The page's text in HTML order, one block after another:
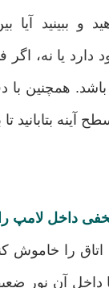
و ببینید
دارد یا نه،
همچنین با
بتابانید تا
اتاق را خاموش
آیا داخل آن نور